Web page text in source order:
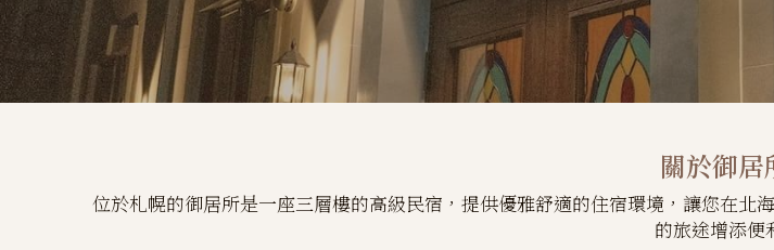
關於御居
位於札幌的御居所是一座三層樓的高級民宿，提供優雅舒適的住宿環境，讓您在
的旅途增添便